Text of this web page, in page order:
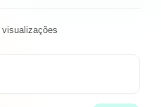
visualizações